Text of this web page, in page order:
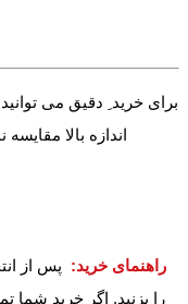
برای خرید ِ دقیق می
اندازه بالا
راهنمای خرید: پس از
را بزنید. اگر خرید شما